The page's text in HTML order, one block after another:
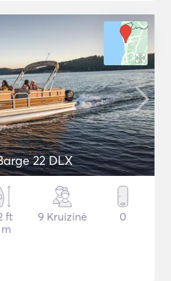
22 DLX
ft
9 Kruizinė 0